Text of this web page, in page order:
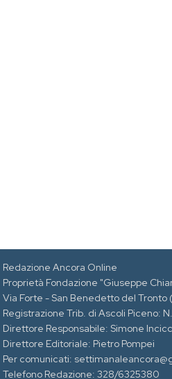
Redazione Ancora Online
Proprietà Fondazione "Giuseppe
Via Forte - San Benedetto del Tronto
Registrazione Trib. di Ascoli Piceno:
Direttore Responsabile: Simone
Direttore Editoriale: Pietro Pompei
Per comunicati:
Telefono Redazione: 328/6325380